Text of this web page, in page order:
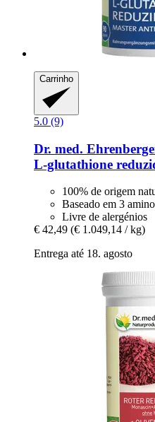
Carrinho
5.0 (9)
Dr. med.
L-​glutathione
100% de origem
Baseado em 3
Livre de alergénios
€ 42,49 (€ 1.049,14 / kg)
Entrega até 18. agosto